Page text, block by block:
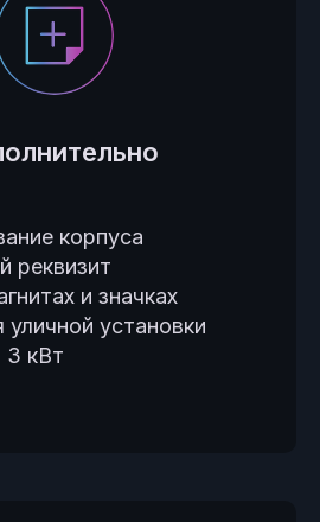
корпуса
реквизит
и значках
установки
3 кВт